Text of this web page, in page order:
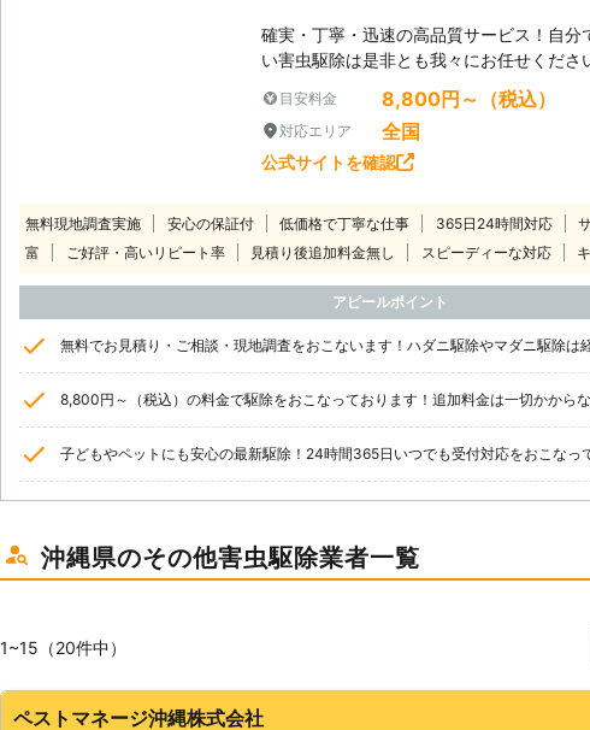
確実・丁寧・迅速の高品質サービス！自分
い害虫駆除は是非とも我々にお任せくださ
目安料金 8,800円～（税込）
対応エリア 全国
公式サイトを確認
無料現地調査実施 安心の保証付 低価格で丁寧な仕事 365日24時間対応
富
ご好評・高いリピート率 見積り後追加料金無し スピーディーな対応
アピールポイント
無料でお見積り・ご相談・現地調査をおこないます！ハダニ駆除やマダニ駆除は
8,800円～（税込）の料金で駆除をおこなっております！追加料金は一切かから
子どもやペットにも安心の最新駆除！24時間365日いつでも受付対応をおこなっ
沖縄県のその他害虫駆除業者一覧
1~15（20件中）
ペストマネージ沖縄株式会社